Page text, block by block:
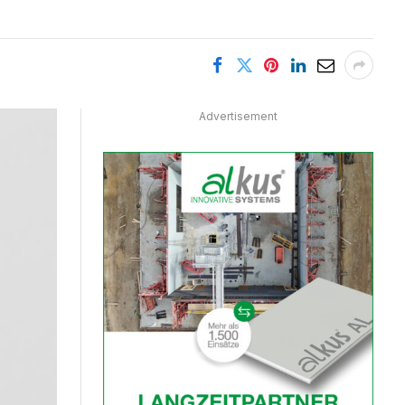
Advertisement